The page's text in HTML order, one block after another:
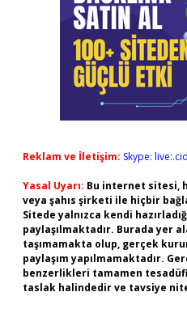
Reklam ve İletişim: Skype:
Yasal Uyarı: Bu internet sitesi,
veya şahıs şirketi ile hiçbir
Sitede yalnızca kendi
paylaşılmaktadır. Burada yer
taşımamakta olup, gerçek
paylaşım yapılmamaktadır.
benzerlikleri tamamen
taslak halindedir ve tavsiye